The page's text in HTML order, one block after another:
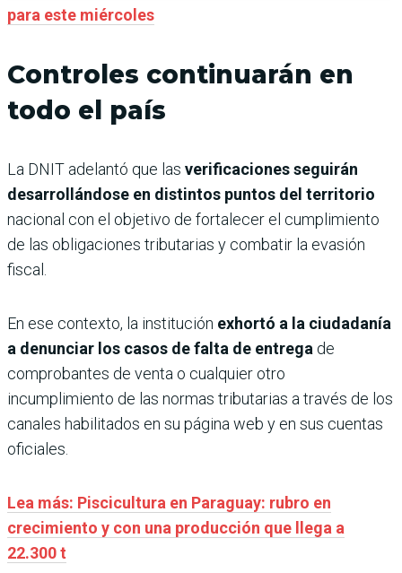
para este miércoles
Controles continuarán en
todo el país
La DNIT adelantó que las verificaciones seguirán
desarrollándose en distintos puntos del territorio
nacional con el objetivo de fortalecer el cumplimiento
de las obligaciones tributarias y combatir la evasión
fiscal.
En ese contexto, la institución exhortó a la ciudadanía
a denunciar los casos de falta de entrega de
comprobantes de venta o cualquier otro
incumplimiento de las normas tributarias a través de los
canales habilitados en su página web y en sus cuentas
oficiales.
Lea más: Piscicultura en Paraguay: rubro en
crecimiento y con una producción que llega a
22.300 t